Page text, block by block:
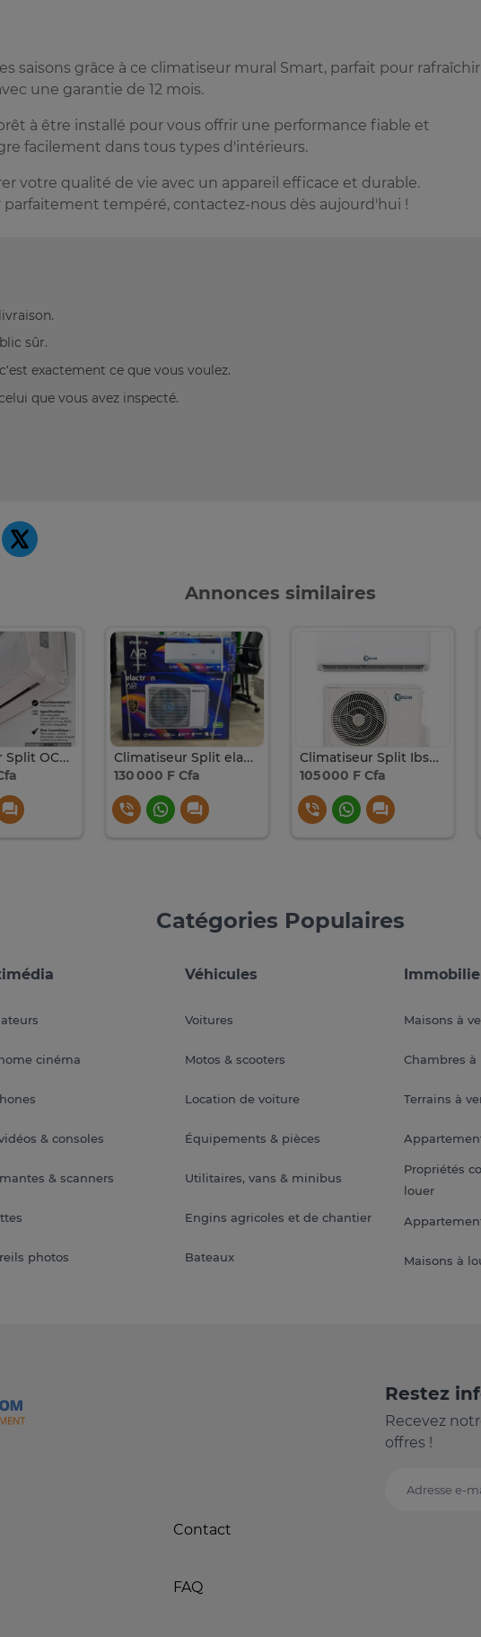
saisons grâce à ce climatiseur mural Smart, parfait pour
une garantie de 12 mois.
à être installé pour vous offrir une performance fiable et
facilement dans tous types d'intérieurs.
votre qualité de vie avec un appareil efficace et durable.
tempéré, contactez-nous dès aujourd'hui !
sûr.
exactement ce que vous voulez.
que vous avez inspecté.
Annonces similaires
Climatiseur Split OCEAN
Climatiseur Split elactron 1.5
130 000 F Cfa
Climatiseur Split Ibson 1.25
105 000 F Cfa
Catégories Populaires
cinéma
& consoles
& scanners
photos
Véhicules
Voitures
Motos & scooters
Location de voiture
Équipements & pièces
Utilitaires, vans & minibus
Engins agricoles et de chantier
Bateaux
Maisons à
Chambres à
Terrains à
Propriétés
louer
Maisons à
Contact
FAQ
Restez
Recevez
offres !
Adresse e-